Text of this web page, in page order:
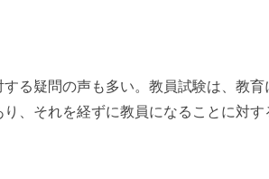
る疑問の声も多い。教員試験は、教育
、それを経ずに教員になることに対す